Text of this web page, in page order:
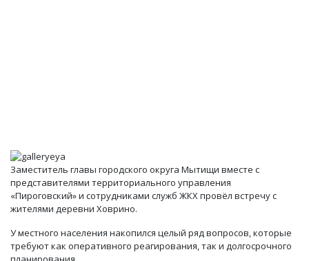
Заместитель главы городского округа Мытищи вместе с
представителями территориального управления
«Пироговский» и сотрудниками служб ЖКХ провёл встречу с
жителями деревни Ховрино.
У местного населения накопился целый ряд вопросов, которые
требуют как оперативного реагирования, так и долгосрочного